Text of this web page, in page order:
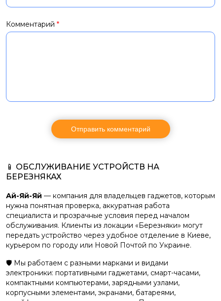
Комментарий *
📱 ОБСЛУЖИВАНИЕ УСТРОЙСТВ НА
БЕРЕЗНЯКАХ
Ай-Яй-Яй — компания для владельцев гаджетов, которым
нужна понятная проверка, аккуратная работа
специалиста и прозрачные условия перед началом
обслуживания. Клиенты из локации «Березняки» могут
передать устройство через удобное отделение в Киеве,
курьером по городу или Новой Почтой по Украине.
🛡️ Мы работаем с разными марками и видами
электроники: портативными гаджетами, смарт-часами,
компактными компьютерами, зарядными узлами,
корпусными элементами, экранами, батареями,